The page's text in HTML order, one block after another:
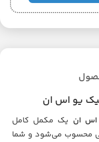
یو اس ان
اس ان یک مکمل کامل
محسوب می‌شود و شما